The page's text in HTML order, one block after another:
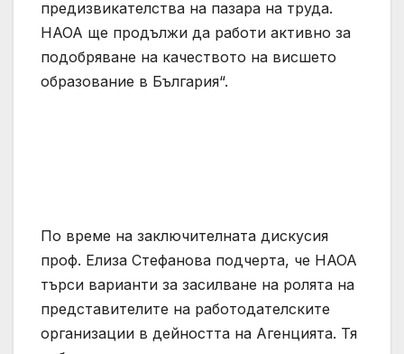
предизвикателства на пазара на труда.
НАОА ще продължи да работи активно за
подобряване на качеството на висшето
образование в България“.
По време на заключителната дискусия
проф. Елиза Стефанова подчерта, че НАОА
търси варианти за засилване на ролята на
представителите на работодателските
организации в дейността на Агенцията. Тя